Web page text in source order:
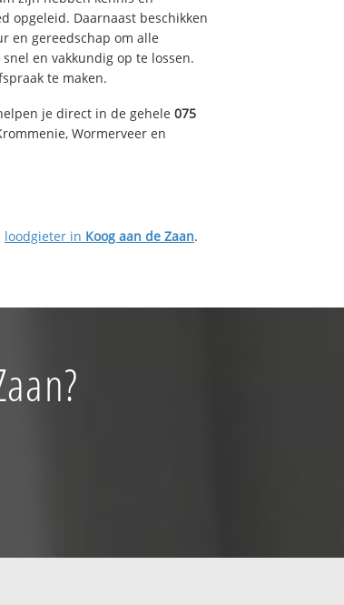
opgeleid. Daarnaast beschikken
en gereedschap om alle
en vakkundig op te lossen.
te maken.
je direct in de gehele 075
Wormerveer en
loodgieter in Koog aan de Zaan.